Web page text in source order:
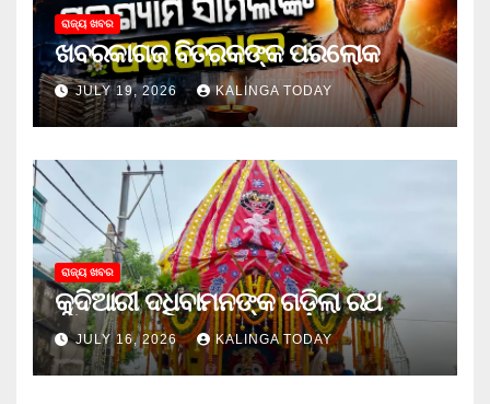
ରାଜ୍ୟ ଖବର
ଖବରକାଗଜ ବିତରକଙ୍କ ପରଲୋକ
JULY 19, 2026 KALINGA TODAY
ରାଜ୍ୟ ଖବର
କୁଦିଆରୀ ଦଧିବାମନଙ୍କ ଗଡ଼ିଲା ରଥ
JULY 16, 2026 KALINGA TODAY